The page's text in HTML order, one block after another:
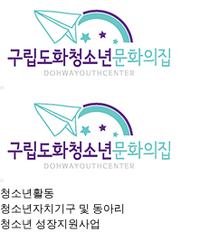
청소년활동
청소년자치기구 및 동아리
청소년 성장지원사업